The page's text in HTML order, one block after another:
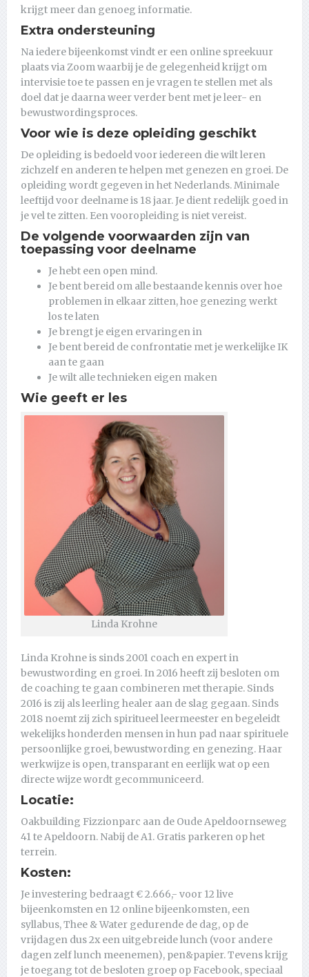
krijgt meer dan genoeg informatie.
Extra ondersteuning
Na iedere bijeenkomst vindt er een online spreekuur
plaats via Zoom waarbij je de gelegenheid krijgt om
intervisie toe te passen en je vragen te stellen met als
doel dat je daarna weer verder bent met je leer- en
bewustwordingsproces.
Voor wie is deze opleiding geschikt
De opleiding is bedoeld voor iedereen die wilt leren
zichzelf en anderen te helpen met genezen en groei. De
opleiding wordt gegeven in het Nederlands. Minimale
leeftijd voor deelname is 18 jaar. Je dient redelijk goed in
je vel te zitten. Een vooropleiding is niet vereist.
De volgende voorwaarden zijn van
toepassing voor deelname
Je hebt een open mind.
Je bent bereid om alle bestaande kennis over hoe
problemen in elkaar zitten, hoe genezing werkt
los te laten
Je brengt je eigen ervaringen in
Je bent bereid de confrontatie met je werkelijke IK
aan te gaan
Je wilt alle technieken eigen maken
Wie geeft er les
Linda Krohne
Linda Krohne is sinds 2001 coach en expert in
bewustwording en groei. In 2016 heeft zij besloten om
de coaching te gaan combineren met therapie. Sinds
2016 is zij als leerling healer aan de slag gegaan. Sinds
2018 noemt zij zich spiritueel leermeester en begeleidt
wekelijks honderden mensen in hun pad naar spirituele
persoonlijke groei, bewustwording en genezing. Haar
werkwijze is open, transparant en eerlijk wat op een
directe wijze wordt gecommuniceerd.
Locatie:
Oakbuilding Fizzionparc aan de Oude Apeldoornseweg
41 te Apeldoorn. Nabij de A1. Gratis parkeren op het
terrein.
Kosten:
Je investering bedraagt € 2.666,- voor 12 live
bijeenkomsten en 12 online bijeenkomsten, een
syllabus, Thee & Water gedurende de dag, op de
vrijdagen dus 2x een uitgebreide lunch (voor andere
dagen zelf lunch meenemen), pen&papier. Tevens krijg
je toegang tot de besloten groep op Facebook, speciaal